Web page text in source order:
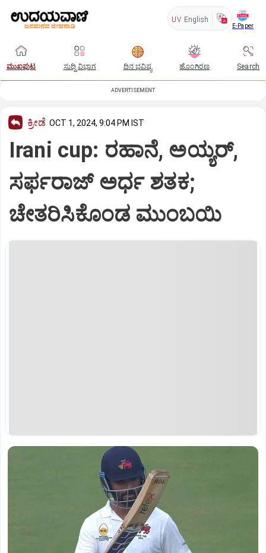
UV English
E-Paper
ಮುಖಪುಟ ಸುದ್ದಿ ವಿಭಾಗ ದಿನ ಭವಿಷ್ಯ ಹೊಂಗಿರಣ Search
ADVERTISEMENT
ಕ್ರೀಡೆ OCT 1, 2024, 9:04 PM IST
Irani cup: ರಹಾನೆ, ಅಯ್ಯರ್‌,
ಸರ್ಫರಾಜ್‌ ಅರ್ಧ ಶತಕ;
ಚೇತರಿಸಿಕೊಂಡ ಮುಂಬಯಿ